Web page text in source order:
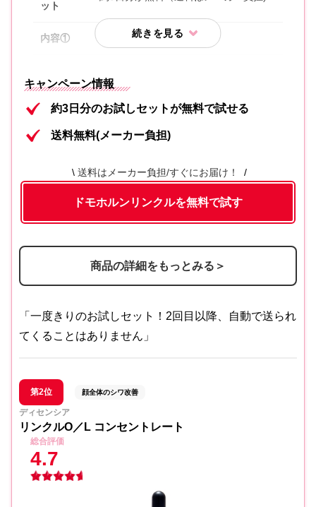
ット
内容①
内容②
ホルンリンクル 薬用美容液c）
内容③
ホルンリンクル 薬用クリームd）
保護乳液
キャンペーン情報
約3日分のお試しセットが無料で試せる
送料無料(メーカー負担)
送料はメーカー負担/すぐにお届け！
ドモホルンリンクルを無料で試す
商品の詳細をもっとみる＞
「一度きりのお試しセット！2回目以降、自動で送られ
てくることはありません」
第2位 顔全体のシワ改善
ディセンシア
リンクルO／L コンセントレート
総合評価
4.7